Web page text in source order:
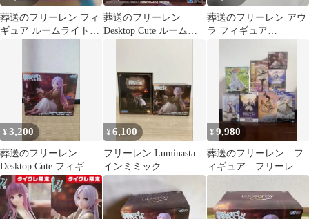
葬送のフリーレン フィ
ギュア ルームライト
葬送のフリーレン
Desktop Cute ルームウ
葬送のフリーレン アウ
ラ フィギュア
¥3,200
葬送のフリーレン
Desktop Cute フィギュ
ア
¥6,100
フリーレン Luminasta
インミミック
DesktopCute〜ルームウ
ェア
¥9,980
葬送のフリーレン フ
ィギュア フリーレ
ン 8体セット